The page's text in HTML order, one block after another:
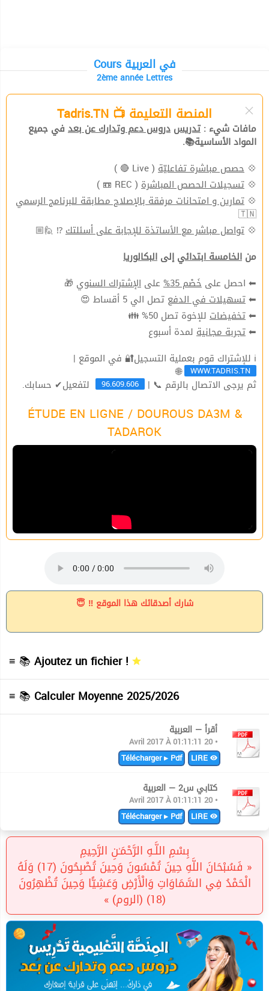
Cours في العربية
2ème année Lettres
المنصة التعليمة 📺 Tadris.TN
مافات شيء : تدريس دروس دعم وتدارك عن بعد في جميع
المواد الأساسية📚.
💠 حصص مباشرة تفاعليّة ( Live 🔴 )
💠 تسجيلات الحصص المباشرة ( REC 📼 )
💠 تمارين و امتحانات مرفقة بالإصلاح مطابقة للبرنامج الرسمي
🇹🇳
💠 تواصل مباشر مع الأساتذة للإجابة على أسئلتك⁉ 🙋🏼
من الخامسة ابتدائي إلى البكالوريا
⬅ احصل على خَصْم 35% على الإشتراك السنوي 🎁
⬅تسهيلات في الدفع تصل الي 5 أقساط 😍
⬅تخفيضات للإخوة تصل 50% 👪
⬅تجربة مجانية لمدة أسبوع
ℹ للإشتراك قوم بعملية التسجيل🔐 في الموقع |
WWW.TADRIS.TN
🌐
ثم يرجى الاتصال بالرقم 📞 | 96.609.606 لتفعيل✔ حسابك.
ÉTUDE EN LIGNE / DOUROUS DA3M &
TADAROK
شارك أصدقائك هذا الموقع ‼ 😇
≡ 📚 Ajoutez un fichier !
≡ 📚 Calculer Moyenne 2025/2026
أقرأ — العربية
• 20 Avril 2017 À 01:11:11
Télécharger ▸ Pdf
كتابي س2 — العربية
• 20 Avril 2017 À 01:11:11
Télécharger ▸ Pdf
بِسْمِ اللَّـهِ الرَّحْمَـٰنِ الرَّحِيمِ
« فَسُبْحَانَ اللَّهِ حِينَ تُمْسُونَ وَحِينَ تُصْبِحُونَ (17) وَلَهُ
الْحَمْدُ فِي السَّمَاوَاتِ وَالْأَرْضِ وَعَشِيًّا وَحِينَ تُظْهِرُونَ
(18) (الروم) »